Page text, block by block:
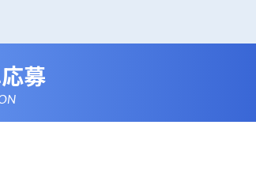
募